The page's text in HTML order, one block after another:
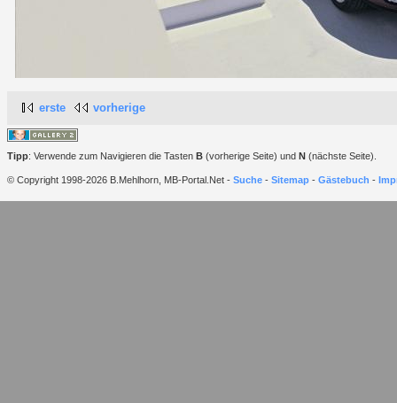
erste vorherige
Tipp: Verwende zum Navigieren die Tasten B (vorherige Seite) und N (nächste Seite).
© Copyright 1998-2026 B.Mehlhorn, MB-Portal.Net - Suche - Sitemap - Gästebuch -